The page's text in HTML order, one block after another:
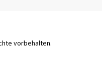
vorbehalten.